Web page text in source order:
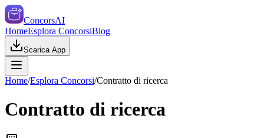
ConcorsAI
HomeEsplora ConcorsiBlog
Scarica App
Home/Esplora Concorsi/Contratto di ricerca
Contratto di ricerca